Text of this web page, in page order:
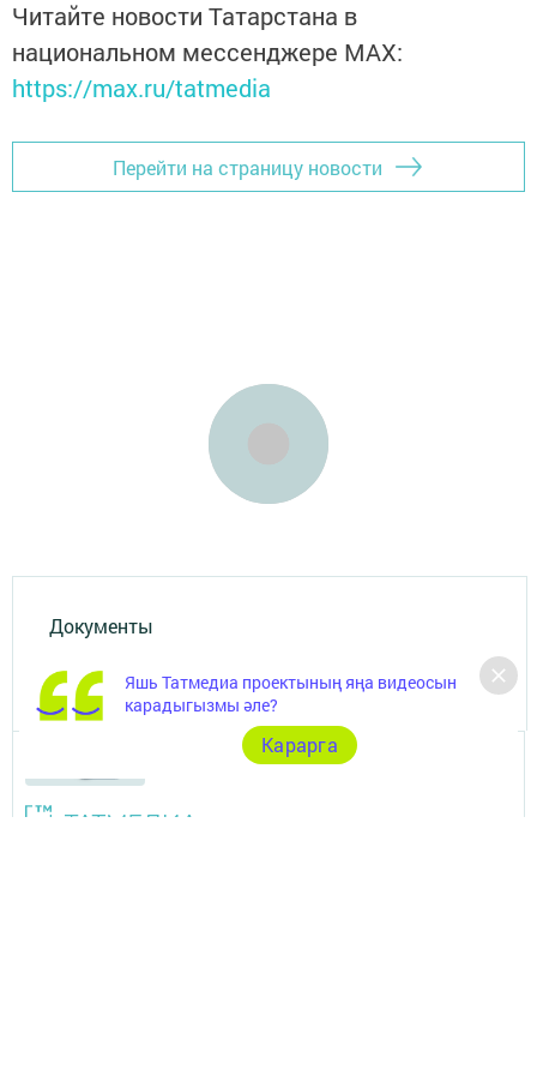
Читайте новости Татарстана в
национальном мессенджере MАХ:
https://max.ru/tatmedia
Перейти на страницу новости
Документы
Төрле темаларЯшь Татмедиа проектының яңа видеосын
карадыгызмы әле?
Карарга